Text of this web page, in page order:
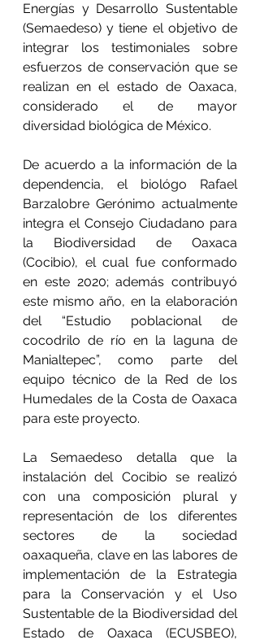
Energías y Desarrollo Sustentable
(Semaedeso) y tiene el objetivo de
integrar los testimoniales sobre
esfuerzos de conservación que se
realizan en el estado de Oaxaca,
considerado el de mayor
diversidad biológica de México.
De acuerdo a la información de la
dependencia, el biológo Rafael
Barzalobre Gerónimo actualmente
integra el Consejo Ciudadano para
la Biodiversidad de Oaxaca
(Cocibio), el cual fue conformado
en este 2020; además contribuyó
este mismo año, en la elaboración
del “Estudio poblacional de
cocodrilo de río en la laguna de
Manialtepec”, como parte del
equipo técnico de la Red de los
Humedales de la Costa de Oaxaca
para este proyecto.
La Semaedeso detalla que la
instalación del Cocibio se realizó
con una composición plural y
representación de los diferentes
sectores de la sociedad
oaxaqueña, clave en las labores de
implementación de la Estrategia
para la Conservación y el Uso
Sustentable de la Biodiversidad del
Estado de Oaxaca (ECUSBEO),